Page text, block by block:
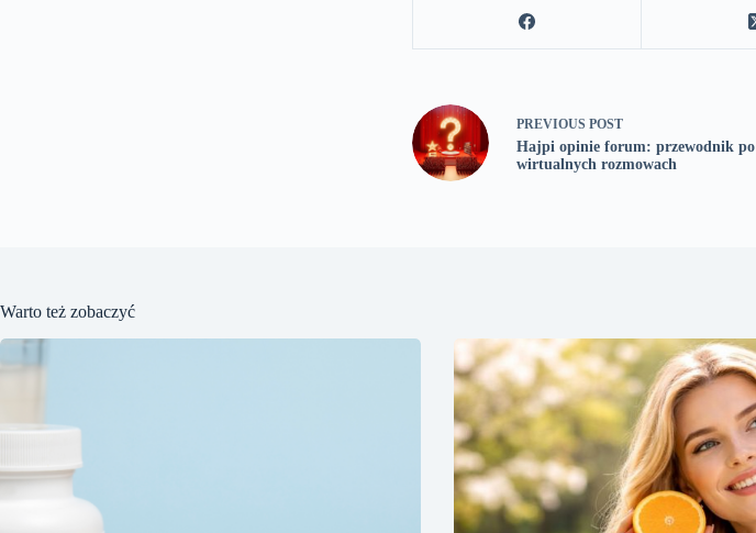
PREVIOUS POST
Hajpi opinie forum: przewodnik po
wirtualnych rozmowach
Warto też zobaczyć